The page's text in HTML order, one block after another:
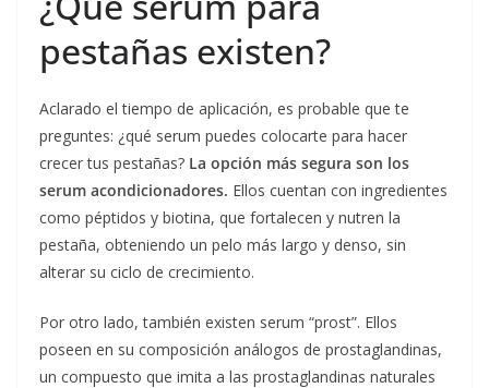
pestañas existen?
Aclarado el tiempo de aplicación, es probable que te
preguntes: ¿qué serum puedes colocarte para hacer
crecer tus pestañas? La opción más segura son los
serum acondicionadores. Ellos cuentan con ingredientes
como péptidos y biotina, que fortalecen y nutren la
pestaña, obteniendo un pelo más largo y denso, sin
alterar su ciclo de crecimiento.
Por otro lado, también existen serum “prost”. Ellos
poseen en su composición análogos de prostaglandinas,
un compuesto que imita a las prostaglandinas naturales